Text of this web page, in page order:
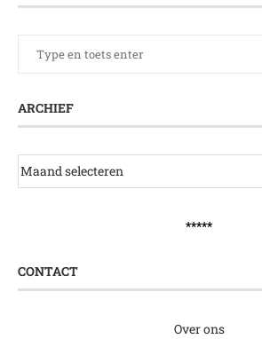
ARCHIEF
*****
CONTACT
Over ons